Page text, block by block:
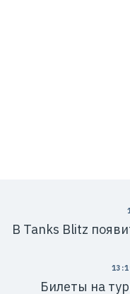
В Tanks Blitz
Билеты на